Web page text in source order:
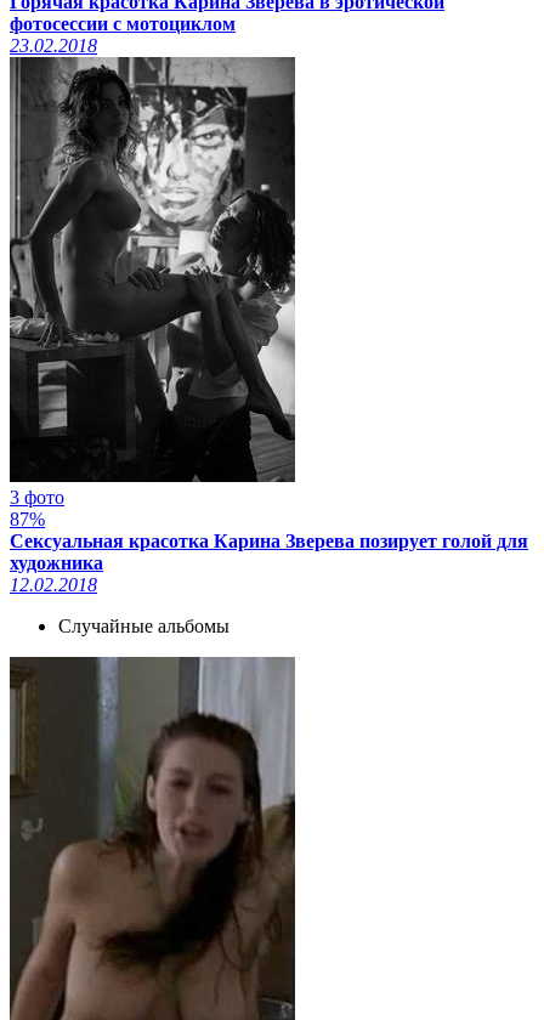
фотосессии с мотоциклом
23.02.2018
3 фото
87%
Сексуальная красотка Карина Зверева позирует голой для
художника
12.02.2018
Случайные альбомы